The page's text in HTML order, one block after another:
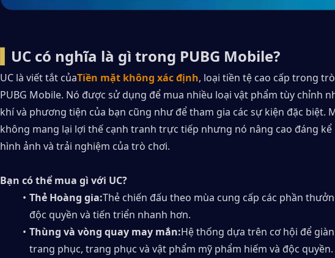
UC có nghĩa là gì trong PUBG Mobile?
UC là viết tắt củaTiền mặt không xác định, loại tiền tệ cao cấp trong
PUBG Mobile. Nó được sử dụng để mua nhiều loại vật phẩm tùy chỉnh
khí và phương tiện của bạn cũng như để tham gia các sự kiện đặc biệt.
không mang lại lợi thế cạnh tranh trực tiếp nhưng nó nâng cao đáng kể
hình ảnh và trải nghiệm của trò chơi.
Bạn có thể mua gì với UC?
Thẻ Hoàng gia:Thẻ chiến đấu theo mùa cung cấp các phần
độc quyền và tiến triển nhanh hơn.
Thùng và vòng quay may mắn:Hệ thống dựa trên cơ hội để
trang phục, trang phục và vật phẩm mỹ phẩm hiếm và độc quyền.